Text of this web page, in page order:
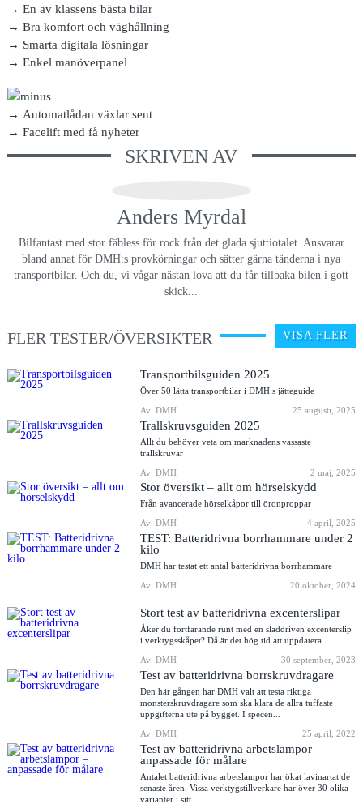
→ En av klassens bästa bilar
→ Bra komfort och väghållning
→ Smarta digitala lösningar
→ Enkel manöverpanel
→ Automatlådan växlar sent
→ Facelift med få nyheter
SKRIVEN AV
Anders Myrdal
Bilfantast med stor fäbless för rock från det glada sjuttiotalet. Ansvarar
bland annat för DMH:s provkörningar och sätter gärna tänderna i nya
transportbilar. Och du, vi vågar nästan lova att du får tillbaka bilen i gott
skick...
FLER TESTER/ÖVERSIKTER VISA FLER
Transportbilsguiden 2025
Över 50 lätta transportbilar i DMH:s jätteguide
Av: DMH
25 augusti, 2025
Trallskruvsguiden 2025
Allt du behöver veta om marknadens vassaste
trallskruvar
Av: DMH
2 maj, 2025
Stor översikt – allt om hörselskydd
Från avancerade hörselkåpor till öronproppar
Av: DMH
4 april, 2025
TEST: Batteridrivna borrhammare under 2
kilo
DMH har testat ett antal batteridrivna borrhammare
Av: DMH
20 oktober, 2024
Stort test av batteridrivna excenterslipar
Åker du fortfarande runt med en sladdriven excenterslip
i verktygsskåpet? Då är det hög tid att uppdatera...
Av: DMH
30 september, 2023
Test av batteridrivna borrskruvdragare
Den här gången har DMH valt att testa riktiga
monsterskruvdragare som ska klara de allra tuffaste
uppgifterna ute på bygget. I specen...
Av: DMH
25 april, 2022
Test av batteridrivna arbetslampor –
anpassade för målare
Antalet batteridrivna arbetslampor har ökat lavinartat de
senaste åren. Vissa verktygstillverkare har över 30 olika
varianter i sitt...